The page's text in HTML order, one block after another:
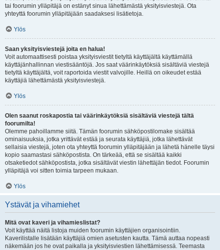
tai foorumin ylläpitäjä on estänyt sinua lähettämästä yksityisviestejä. Ota
yhteyttä foorumin ylläpitäjään saadaksesi lisätietoja.
Ylös
Saan yksityisviestejä joita en halua!
Voit automaattisesti poistaa yksityisviestit tietyltä käyttäjältä käyttämällä
käyttäjänhallinnan viestisääntöjä. Jos saat väärinkäytöksiä sisältäviä viestejä
tietyltä käyttäjältä, voit raportoida viestit valvojille. Heillä on oikeudet estää
käyttäjiä lähettämästä yksityisviestejä.
Ylös
Olen saanut roskapostia tai väärinkäytöksiä sisältäviä viestejä tältä
foorumilta!
Olemme pahoillamme siitä. Tämän foorumin sähköpostilomake sisältää
ominaisuuksia, jotka yrittävät estää ja seurata käyttäjiä, jotka lähettävät
sellaisia viestejä, joten ota yhteyttä foorumin ylläpitäjään ja lähetä hänelle täysi
kopio saamastasi sähköpostista. On tärkeää, että se sisältää kaikki
otsaketiedot sähköpostista, jotka sisältävät viestin lähettäjän tiedot. Foorumin
ylläpitäjä voi sitten toimia tarpeen mukaan.
Ylös
Ystävät ja vihamiehet
Mitä ovat kaveri ja vihamieslistat?
Voit käyttää näitä listoja muiden foorumin käyttäjien organisointiin.
Kaverilistalle lisätään käyttäjiä omien asetusten kautta. Tämä auttaa nopeasti
näkemään jos he ovat paikalla ja yksityisviestien lähettämisessä. Teemasta